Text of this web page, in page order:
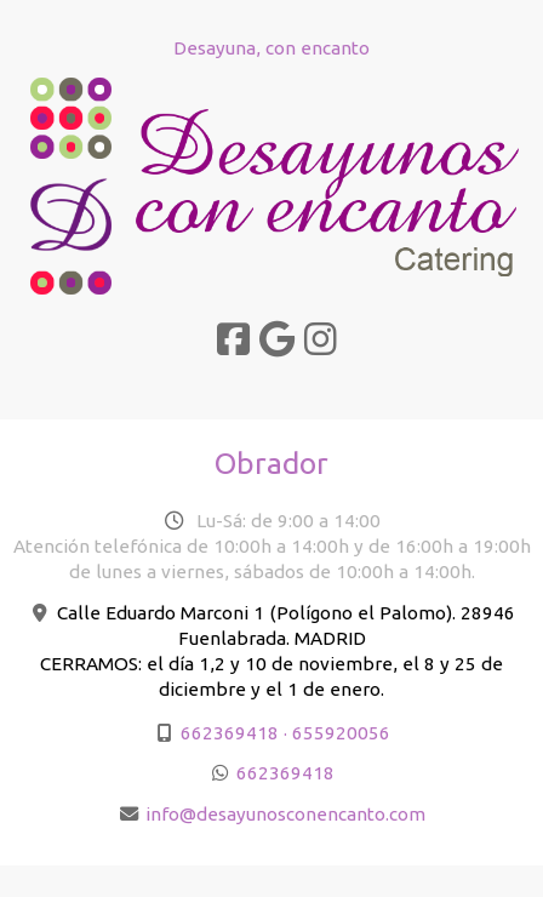
Desayuna, con encanto
Obrador
Lu-Sá: de 9:00 a 14:00
Atención telefónica de 10:00h a 14:00h y de 16:00h a 19:00h
de lunes a viernes, sábados de 10:00h a 14:00h.
Calle Eduardo Marconi 1 (Polígono el Palomo). 28946
Fuenlabrada. MADRID
CERRAMOS: el día 1,2 y 10 de noviembre, el 8 y 25 de
diciembre y el 1 de enero.
662369418 · 655920056
662369418
info
desayunosconencanto.com